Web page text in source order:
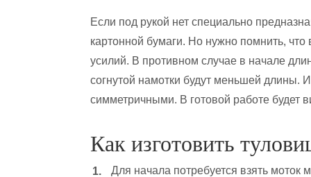
Если под рукой нет специально
картонной бумаги. Но нужно помнить,
усилий. В противном случае в начале
согнутой намотки будут меньшей длины.
симметричными. В готовой работе будет
Как изготовить
Для начала потребуется взять